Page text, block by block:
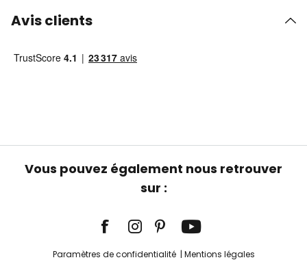
Avis clients
Vous pouvez également nous retrouver
sur :
Paramètres de confidentialité Mentions légales